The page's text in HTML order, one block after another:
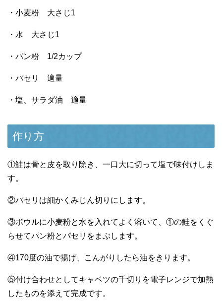
・小麦粉 大さじ1
・水 大さじ1
・パン粉 1/2カップ
・パセリ 適量
・塩、サラダ油 適量
作り方
①鮭は骨と皮を取り除き、一口大に切って塩で味付けしま
す。
②パセリは細かくみじん切りにします。
③ボウルに小麦粉と水を入れてよく溶いて、①の鮭をくぐ
らせてパン粉とパセリをまぶします。
④170度の油で揚げ、こんがりしたら油をきります。
⑤付け合わせとしてキャベツの千切りを電子レンジで加熱
したものを添えて完成です。